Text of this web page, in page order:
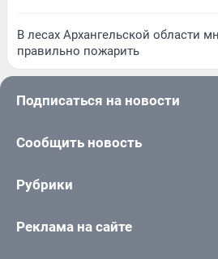
В лесах Архангельской области
правильно пожарить
Подписаться на новости
Сообщить новость
Рубрики
Реклама на сайте